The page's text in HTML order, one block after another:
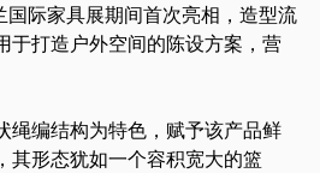
际家具展期间首次亮相，造型流
于打造户外空间的陈设方案，营
绳编结构为特色，赋予该产品鲜
其形态犹如一个容积宽大的篮